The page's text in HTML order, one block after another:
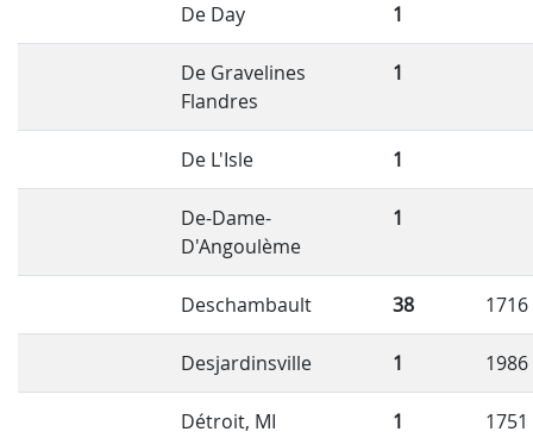
De Day 1
De Gravelines
Flandres
1
De L'Isle 1
De-Dame-
D'Angoulème
1
Deschambault 38 1716
Desjardinsville 1 1986
Détroit, MI 1 1751